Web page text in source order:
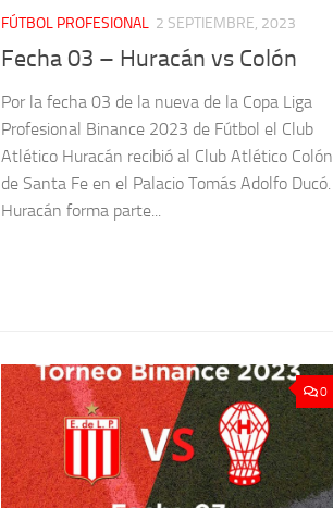
FÚTBOL PROFESIONAL 2 SEPTIEMBRE, 2023
Fecha 03 – Huracán vs Colón
Por la fecha 03 de la nueva de la Copa Liga
Profesional Binance 2023 de Fútbol el Club
Atlético Huracán recibió al Club Atlético Colón
de Santa Fe en el Palacio Tomás Adolfo Ducó.
Huracán forma parte...
0